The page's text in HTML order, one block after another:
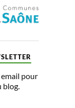
pour
blog.